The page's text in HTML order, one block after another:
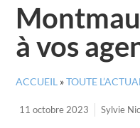
à vos
ACCUEIL »TOUTE
11 octobre 2023 Sylvie